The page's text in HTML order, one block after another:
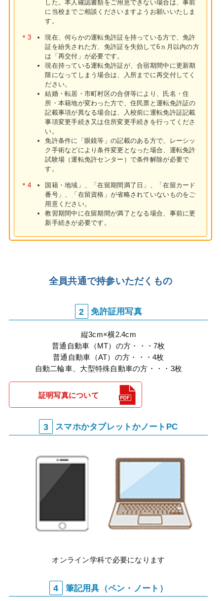
した。本人確認書類をご用意できない場合は、事前
に当校までご相談くださいますようお願いいたしま
す。
＊3
現在、何らかの運転免許証を持っている方で、免許
証を紛失された方、免許証を失効して6ヵ月以内の方
は「再交付」が必要です。
現在持っている運転免許証が、合宿期間中に更新期
限になってしまう場合は、入所までに再交付してく
ださい。
結婚・転居・市町村区の合併等により、氏名・住
所・本籍地が変わった方で、住民票と運転免許証の
記載事項が異なる場合は、入校前に運転免許証記載
事項変更手続き又は住所変更手続きを行ってくださ
い。
免許条件に「眼鏡等」の記載のある方で、レーシッ
ク手術などにより条件変更となった場合、運転免許
試験場（運転免許センター）で条件解除が必要で
す。
＊4
国籍・地域」、「在留期間満了日」、「在留カード
番号」、「在留資格」が省略されていないものをご
用意ください。
教習期間中に在留期間が満了となる場合、事前に更
新手続きが必要です。
全員共通で持参いただくもの
2 免許証用写真
縦3cm×横2.4cm
普通自動車（MT）の方・・・7枚
普通自動車（AT）の方・・・4枚
自動二輪車、大型特殊自動車の方・・・3枚
証明写真について
3 スマホかタブレットかノートPC
オンライン学科で必要になります
4 筆記用具（ペン・ノート）